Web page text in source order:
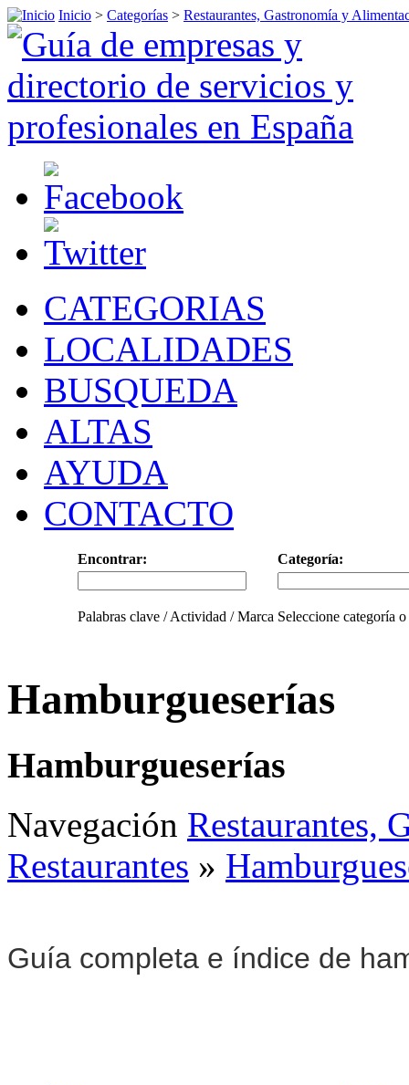
Inicio > Categorías > Restaurantes, Gastronomía y
CATEGORIAS
LOCALIDADES
BUSQUEDA
ALTAS
AYUDA
CONTACTO
Encontrar: Categoría:
Palabras clave / Actividad / Marca Seleccione categoría
Hamburgueserías
Hamburgueserías
Navegación Restaurantes,
Restaurantes »
Guía completa e índice de